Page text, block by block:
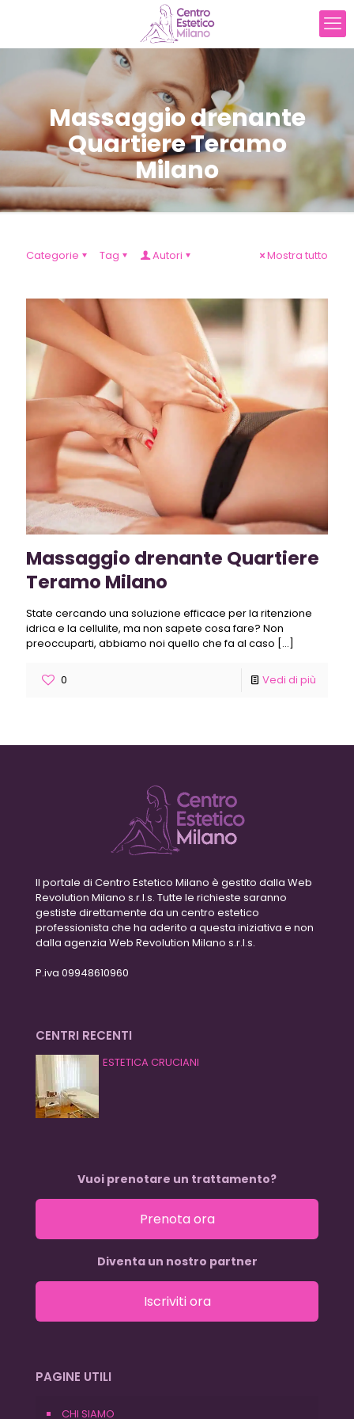
Massaggio drenante
Quartiere Teramo
Milano
Categorie Tag Autori Mostra tutto
Massaggio drenante Quartiere
Teramo Milano
State cercando una soluzione efficace per la ritenzione
idrica e la cellulite, ma non sapete cosa fare? Non
preoccuparti, abbiamo noi quello che fa al caso […]
0 Vedi di più
Il portale di Centro Estetico Milano è gestito dalla Web
Revolution Milano s.r.l.s. Tutte le richieste saranno
gestiste direttamente da un centro estetico
professionista che ha aderito a questa iniziativa e non
dalla agenzia Web Revolution Milano s.r.l.s.
P.iva 09948610960
CENTRI RECENTI
ESTETICA CRUCIANI
Vuoi prenotare un trattamento?
Prenota ora
Diventa un nostro partner
Iscriviti ora
PAGINE UTILI
CHI SIAMO